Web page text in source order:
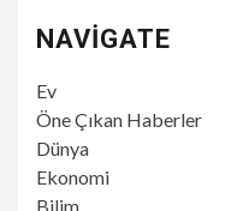
NAVIGATE
Ev
Öne Çıkan Haberler
Dünya
Ekonomi
Bilim